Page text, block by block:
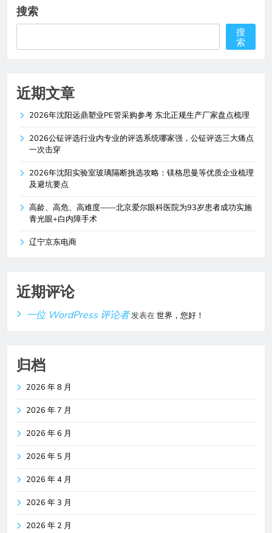
搜索
搜
索
近期文章
2026年沈阳远鼎塑业PE管采购参考 东北正规生产厂家盘点梳理
2026公钲评选行业内专业的评选系统哪家强，公钲评选三大痛点
一次击穿
2026年沈阳实验室玻璃隔断挑选攻略：镁格思曼等优质企业梳理
及避坑要点
高龄、高危、高难度——北京爱尔眼科医院为93岁患者成功实施
青光眼+白内障手术
辽宁京东电商
近期评论
一位 WordPress 评论者发表在世界，您好！
归档
2026 年 8 月
2026 年 7 月
2026 年 6 月
2026 年 5 月
2026 年 4 月
2026 年 3 月
2026 年 2 月